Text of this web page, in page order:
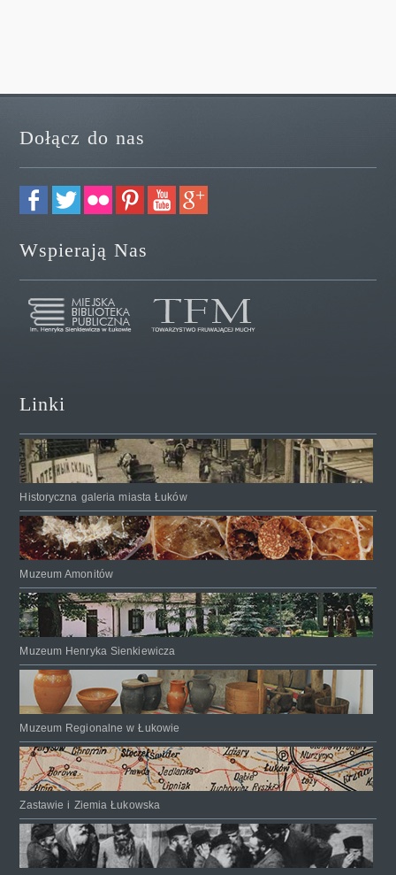
Dołącz do nas
Wspierają Nas
Linki
Historyczna galeria miasta Łuków
Muzeum Amonitów
Muzeum Henryka Sienkiewicza
Muzeum Regionalne w Łukowie
Zastawie i Ziemia Łukowska